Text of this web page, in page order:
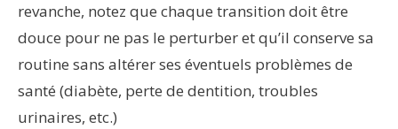
revanche, notez que chaque transition doit être
douce pour ne pas le perturber et qu’il conserve sa
routine sans altérer ses éventuels problèmes de
santé (diabète, perte de dentition, troubles
urinaires, etc.)